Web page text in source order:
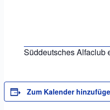
Süddeutsches Alfaclub
Zum Kalender